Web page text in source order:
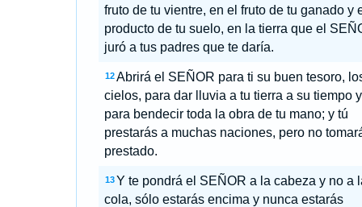
fruto de tu vientre, en el fruto de tu ganado y
producto de tu suelo, en la tierra que el
juró a tus padres que te daría.
12 Abrirá el SEÑOR para ti su buen tesoro,
cielos, para dar lluvia a tu tierra a su tiempo y
para bendecir toda la obra de tu mano; y tú
prestarás a muchas naciones, pero no
prestado.
13 Y te pondrá el SEÑOR a la cabeza y no a
cola, sólo estarás encima y nunca estarás